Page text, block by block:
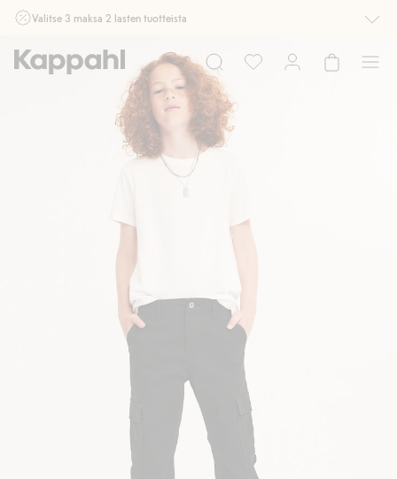
Valitse 3 maksa 2 lasten tuotteista
myymälässä ja verkossa. Ei voi yhdistää muihin alennuksiin tai tarjouksiin.
Osta nyt